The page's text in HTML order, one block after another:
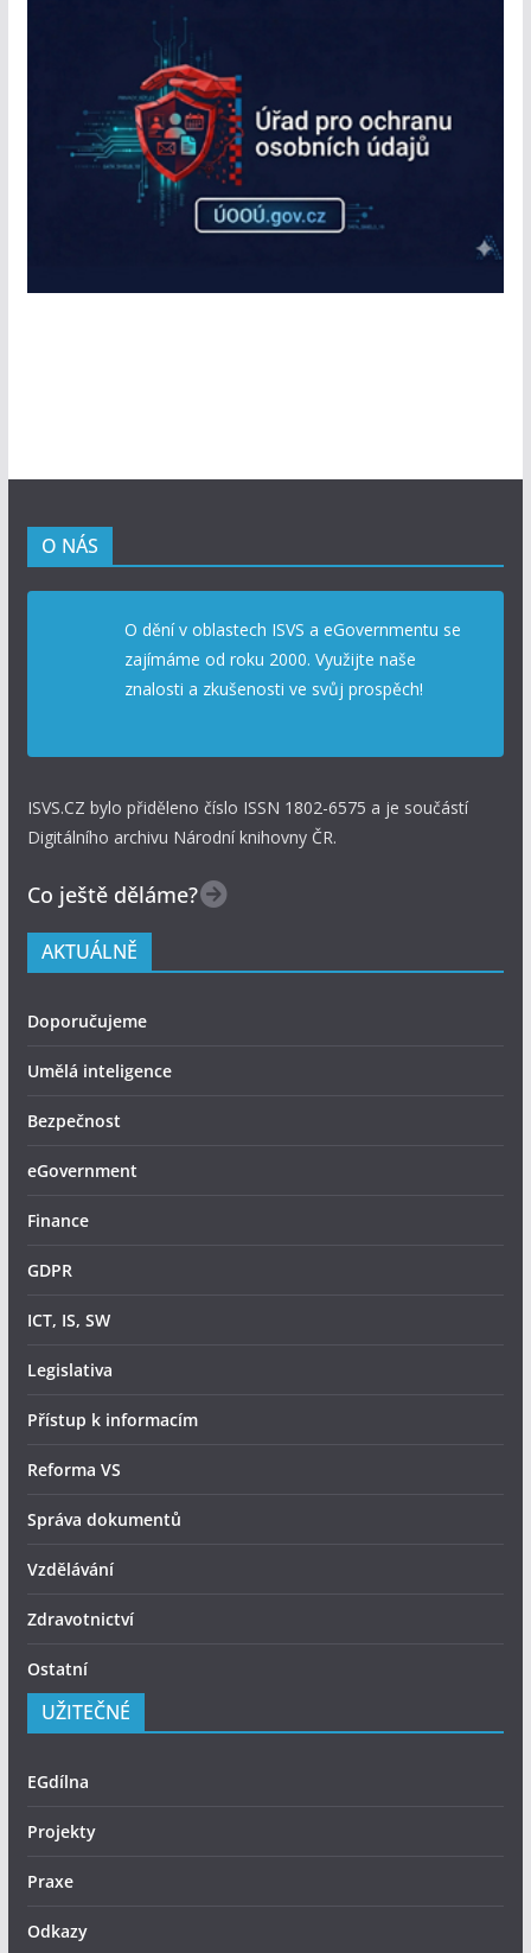
O NÁS
O dění v oblastech ISVS a eGovernmentu se
zajímáme od roku 2000. Využijte naše
znalosti a zkušenosti ve svůj prospěch!
ISVS.CZ bylo přiděleno číslo ISSN 1802-6575 a je součástí
Digitálního archivu Národní knihovny ČR.
Co ještě děláme?
AKTUÁLNĚ
Doporučujeme
Umělá inteligence
Bezpečnost
eGovernment
Finance
GDPR
ICT, IS, SW
Legislativa
Přístup k informacím
Reforma VS
Správa dokumentů
Vzdělávání
Zdravotnictví
Ostatní
UŽITEČNÉ
EGdílna
Projekty
Praxe
Odkazy